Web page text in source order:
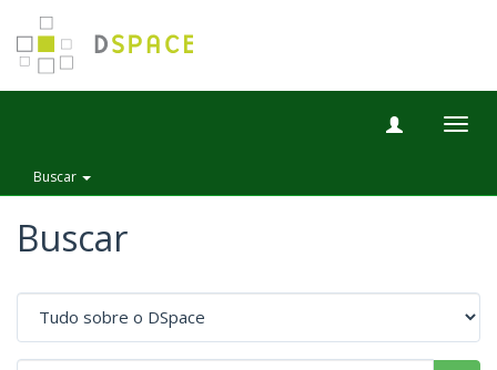
Buscar
Buscar